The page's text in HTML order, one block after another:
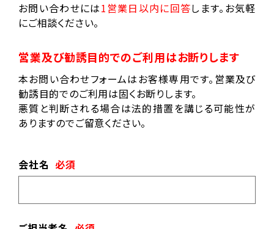
お問い合わせには1営業日以内に回答します。お気軽
にご相談ください。
営業及び勧誘目的でのご利用はお断りします
本お問い合わせフォームはお客様専用です。営業及び
勧誘目的でのご利用は固くお断りします。
悪質と判断される場合は法的措置を講じる可能性が
ありますのでご留意ください。
会社名 必須